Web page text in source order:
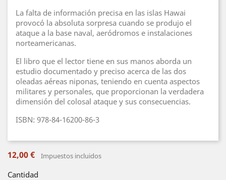
La falta de información precisa en las islas Hawai
provocó la absoluta sorpresa cuando se produjo el
ataque a la base naval, aeródromos e instalaciones
norteamericanas.
El libro que el lector tiene en sus manos aborda un
estudio documentado y preciso acerca de las dos
oleadas aéreas niponas, teniendo en cuenta aspectos
militares y personales, que proporcionan la verdadera
dimensión del colosal ataque y sus consecuencias.
ISBN: 978-84-16200-86-3
12,00 € Impuestos incluidos
Cantidad